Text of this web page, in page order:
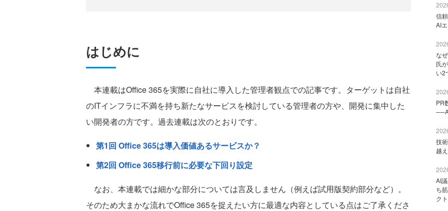
はじめに
本連載はOffice 365を実際に自社に導入した管理者観点での記事です。ターゲットは自社
のITインフラに不満を持ち新たなサービスを検討している管理者の方や、開発に集中した
い開発者の方です。過去連載は次のとおりです。
第1回 Office 365は導入価値あるサービスか？
第2回 Office 365移行前に必要な下回り設定
なお、本連載では細かな部分については言及しません（例えば試用版契約部分など）。
そのため大まかな流れでOffice 365を捉えたい方に最適な内容としている点はご了承くださ
信
AI
な
氏
い2
PR
技
越
AI
ち
ク